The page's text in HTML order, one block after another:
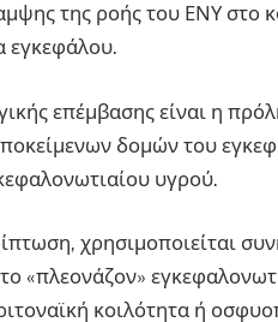
της ροής του ΕΝΥ στο
εγκεφάλου.
επέμβασης είναι η
δομών του
υγρού.
χρησιμοποιείται
«πλεονάζον»
κοιλότητα ή